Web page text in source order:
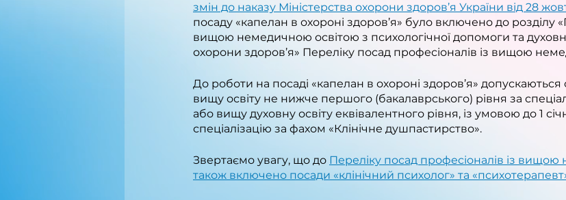
змін до наказу Міністерства охорони здоров’я України від 28
посаду «капелан в охороні здоров’я» було включено до розділу
вищою немедичною освітою з психологічної допомоги та
охорони здоров’я» Переліку посад професіоналів із вищою
До роботи на посаді «капелан в охороні здоров’я» допускаються
вищу освіту не нижче першого (бакалаврського) рівня за
або вищу духовну освіту еквівалентного рівня, із умовою до 1
спеціалізацію за фахом «Клінічне душпастирство».
Звертаємо увагу, що до Переліку посад професіоналів із
також включено посади «клінічний психолог» та